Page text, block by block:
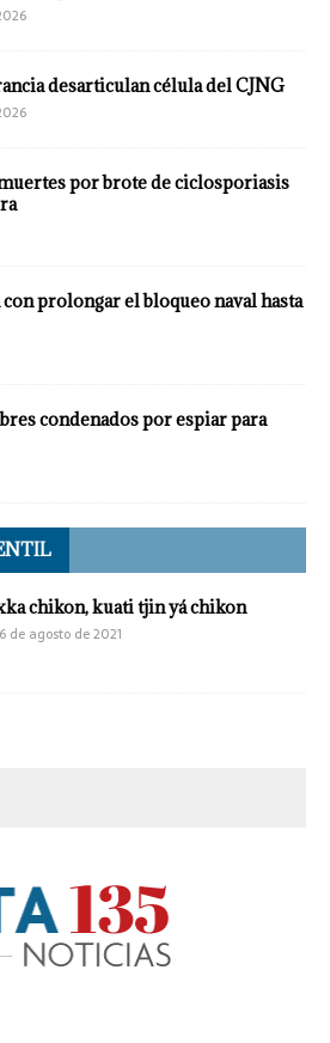
desarticulan célula del CJNG
por brote de ciclosporiasis
prolongar el bloqueo naval hasta
condenados por espiar para
chikon, kuati tjin yá chikon
de agosto de 2021